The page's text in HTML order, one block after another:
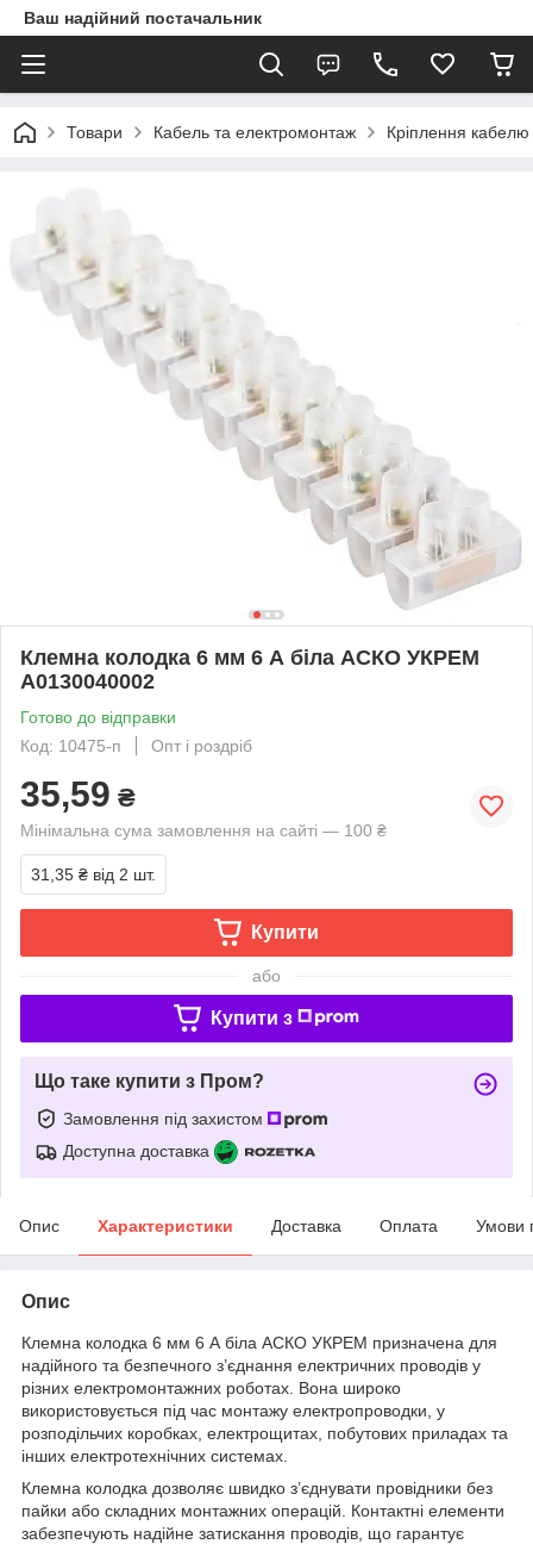
Ваш надійний постачальник
Товари Кабель та електромонтаж Кріплення кабелю
Клемна колодка 6 мм 6 А біла АСКО УКРЕМ
A0130040002
Готово до відправки
Код: 10475-п
Опт і роздріб
35,59 ₴
Мінімальна сума замовлення на сайті — 100 ₴
31,35 ₴ від 2 шт.
Купити
або
Купити з
Що таке купити з Пром?
Замовлення під захистом
Доступна доставка
Опис Характеристики Доставка Оплата Умови
Опис
Клемна колодка 6 мм 6 А біла АСКО УКРЕМ призначена для
надійного та безпечного з’єднання електричних проводів у
різних електромонтажних роботах. Вона широко
використовується під час монтажу електропроводки, у
розподільчих коробках, електрощитах, побутових приладах та
інших електротехнічних системах.
Клемна колодка дозволяє швидко з’єднувати провідники без
пайки або складних монтажних операцій. Контактні елементи
забезпечують надійне затискання проводів, що гарантує